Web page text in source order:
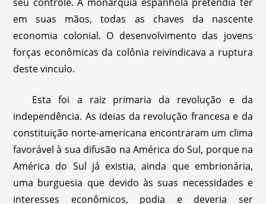
em suas mãos, todas as chaves da nascente
economia colonial. O desenvolvimento das jovens
forças econômicas da colônia reivindicava a ruptura
deste vinculo.
Esta foi a raiz primaria da revolução e da
independência. As ideias da revolução francesa e da
constituição norte-americana encontraram um clima
favorável à sua difusão na América do Sul, porque na
América do Sul já existia, ainda que embrionária,
uma burguesia que devido às suas necessidades e
interesses econômicos, podia e deveria ser